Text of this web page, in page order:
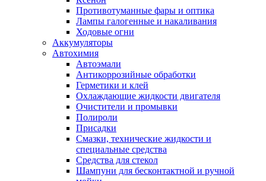
Противотуманные фары и оптика
Лампы галогенные и накаливания
Ходовые огни
Аккумуляторы
Автохимия
Автоэмали
Антикоррозийные обработки
Герметики и клей
Охлаждающие жидкости двигателя
Очистители и промывки
Полироли
Присадки
Смазки, технические жидкости и
специальные средства
Средства для стекол
Шампуни для бесконтактной и ручной